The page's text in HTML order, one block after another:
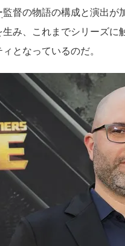
監督の物語の構成と演出が
生み、これまでシリーズ
となっているのだ。